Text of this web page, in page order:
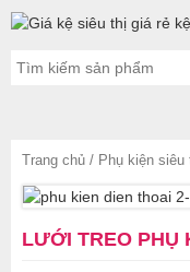
Trang chủ / Phụ kiện siêu
LƯỚI TREO PHỤ